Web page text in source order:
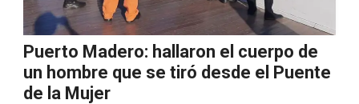
Puerto Madero: hallaron el cuerpo de
un hombre que se tiró desde el Puente
de la Mujer